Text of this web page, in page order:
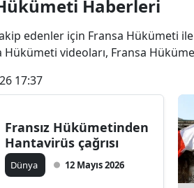
Antalya
Artvin
Aydın
Balıkesir
Bilecik
Bingöl
Haberleri
edenler için Fransa Hükümeti
Hükümeti videoları, Fransa
17:37
Fransız Hükümetinden
Hantavirüs çağrısı
Dünya 12 Mayıs 2026